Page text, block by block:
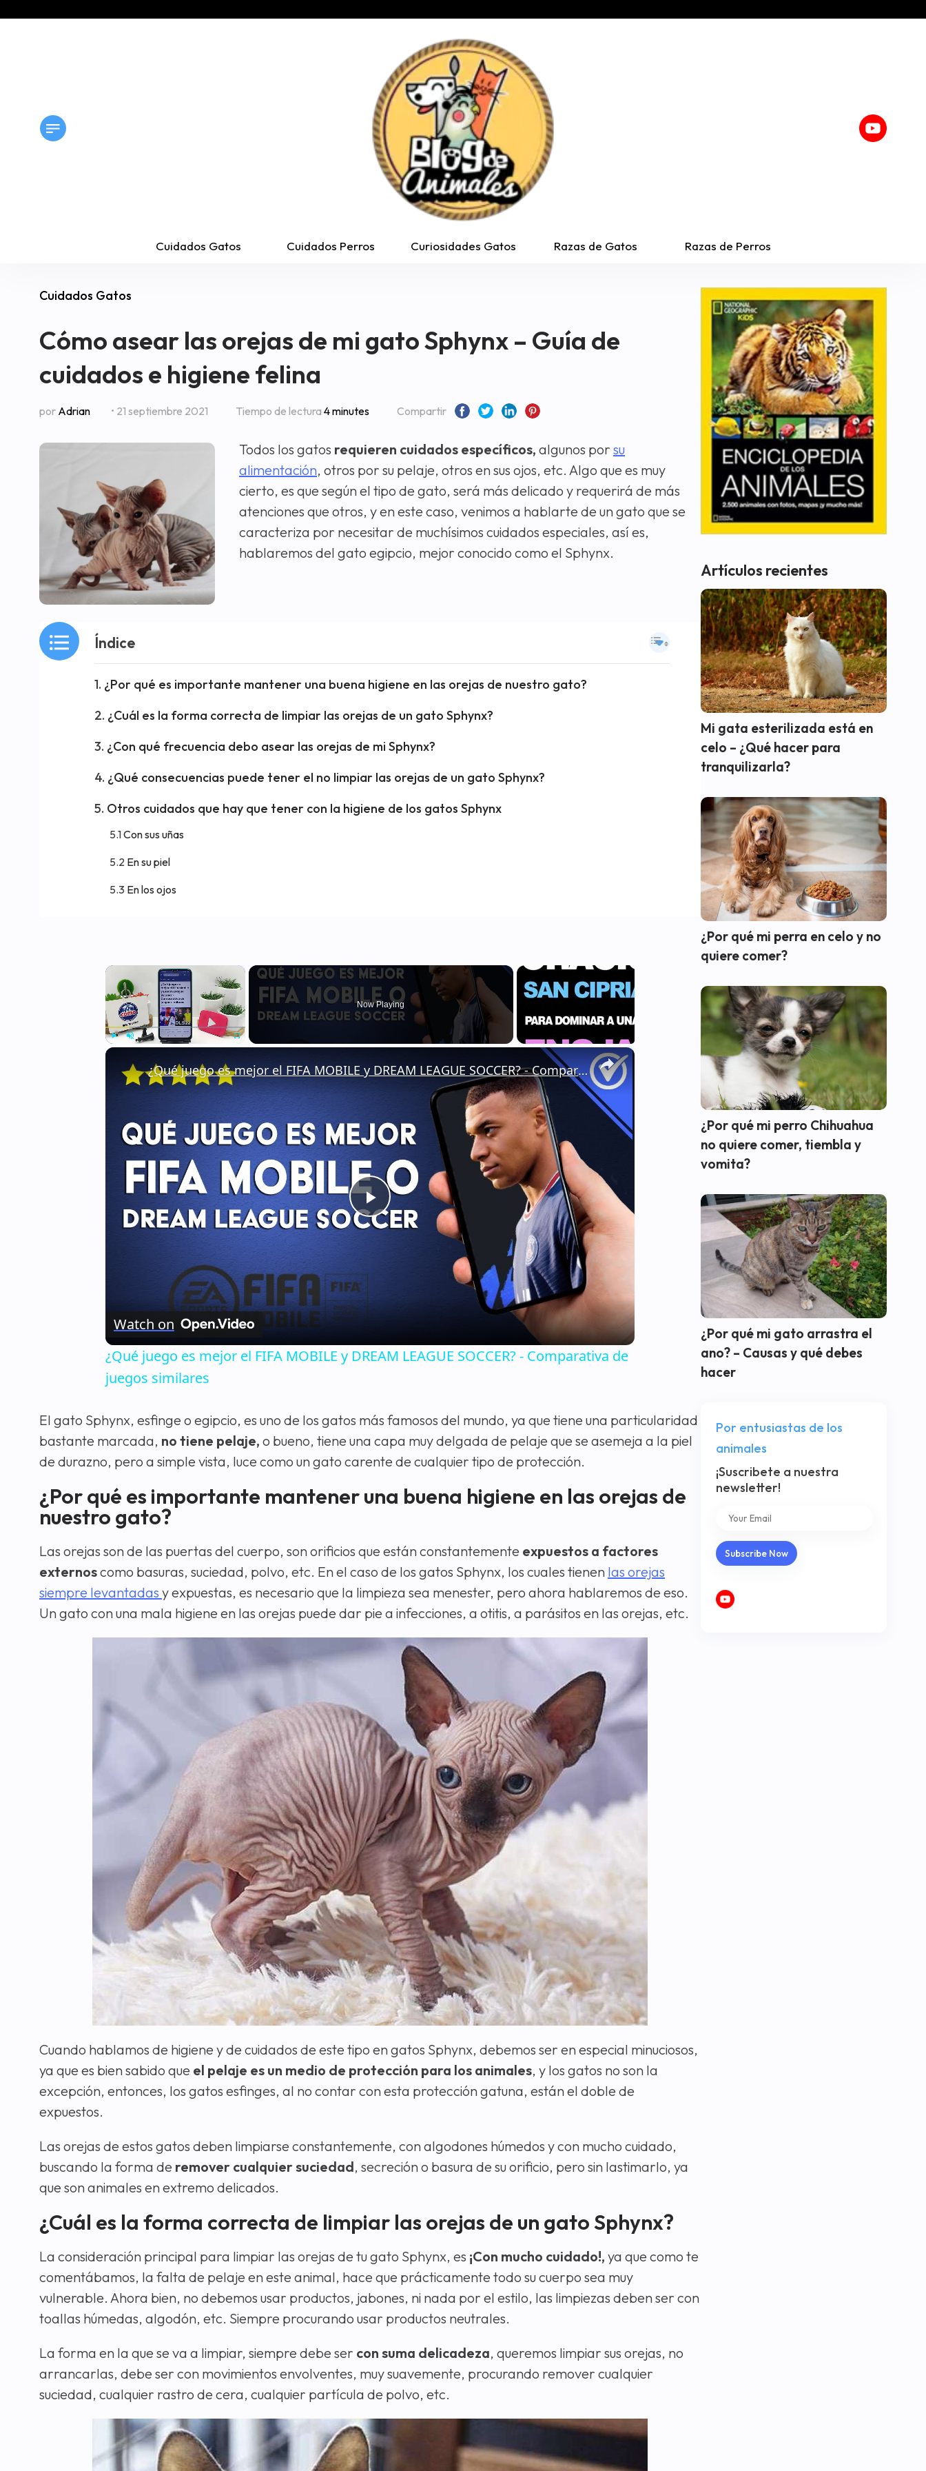
Cuidados Gatos Cuidados Perros Curiosidades Gatos Razas de Gatos Razas de Perros
Cuidados Gatos
Cómo asear las orejas de mi gato Sphynx – Guía de
cuidados e higiene felina
por Adrian • 21 septiembre 2021 Tiempo de lectura4 minutes Compartir
Todos los gatos requieren cuidados específicos, algunos por su
alimentación, otros por su pelaje, otros en sus ojos, etc. Algo que es muy
cierto, es que según el tipo de gato, será más delicado y requerirá de más
atenciones que otros, y en este caso, venimos a hablarte de un gato que se
caracteriza por necesitar de muchísimos cuidados especiales, así es,
hablaremos del gato egipcio, mejor conocido como el Sphynx.
Índice
¿Por qué es importante mantener una buena higiene en las orejas de nuestro gato?
¿Cuál es la forma correcta de limpiar las orejas de un gato Sphynx?
¿Con qué frecuencia debo asear las orejas de mi Sphynx?
¿Qué consecuencias puede tener el no limpiar las orejas de un gato Sphynx?
Otros cuidados que hay que tener con la higiene de los gatos Sphynx
Con sus uñas
En su piel
En los ojos
×
Now Playing
×
Play
¿Qué juego es mejor el FIFA MOBILE y DREAM LEAGUE SOCCER? - Comparativa de juegos similares
Watch on
¿Qué juego es mejor el FIFA MOBILE y DREAM LEAGUE SOCCER? - Comparativa de
juegos similares
El gato Sphynx, esfinge o egipcio, es uno de los gatos más famosos del mundo, ya que tiene una particularidad
bastante marcada, no tiene pelaje, o bueno, tiene una capa muy delgada de pelaje que se asemeja a la piel
de durazno, pero a simple vista, luce como un gato carente de cualquier tipo de protección.
¿Por qué es importante mantener una buena higiene en las orejas de
nuestro gato?
Las orejas son de las puertas del cuerpo, son orificios que están constantemente expuestos a factores
externoscomo basuras, suciedad, polvo, etc. En el caso de los gatos Sphynx, los cuales tienen las orejas
siempre levantadas y expuestas, es necesario que la limpieza sea menester, pero ahora hablaremos de eso.
Un gato con una mala higiene en las orejas puede dar pie a infecciones, a otitis, a parásitos en las orejas, etc.
Cuando hablamos de higiene y de cuidados de este tipo en gatos Sphynx, debemos ser en especial minuciosos,
ya que es bien sabido que el pelaje es un medio de protección para los animales, y los gatos no son la
excepción, entonces, los gatos esfinges, al no contar con esta protección gatuna, están el doble de
expuestos.
Las orejas de estos gatos deben limpiarse constantemente, con algodones húmedos y con mucho cuidado,
buscando la forma de remover cualquier suciedad, secreción o basura de su orificio, pero sin lastimarlo, ya
que son animales en extremo delicados.
¿Cuál es la forma correcta de limpiar las orejas de un gato Sphynx?
La consideración principal para limpiar las orejas de tu gato Sphynx, es ¡Con mucho cuidado!, ya que como te
comentábamos, la falta de pelaje en este animal, hace que prácticamente todo su cuerpo sea muy
vulnerable. Ahora bien, no debemos usar productos, jabones, ni nada por el estilo, las limpiezas deben ser con
toallas húmedas, algodón, etc. Siempre procurando usar productos neutrales.
La forma en la que se va a limpiar, siempre debe ser con suma delicadeza, queremos limpiar sus orejas, no
arrancarlas, debe ser con movimientos envolventes, muy suavemente, procurando remover cualquier
suciedad, cualquier rastro de cera, cualquier partícula de polvo, etc.
Artículos recientes
Mi gata esterilizada está en
celo – ¿Qué hacer para
tranquilizarla?
¿Por qué mi perra en celo y no
quiere comer?
¿Por qué mi perro Chihuahua
no quiere comer, tiembla y
vomita?
¿Por qué mi gato arrastra el
ano? – Causas y qué debes
hacer
Por entusiastas de los
animales
¡Suscribete a nuestra
newsletter!